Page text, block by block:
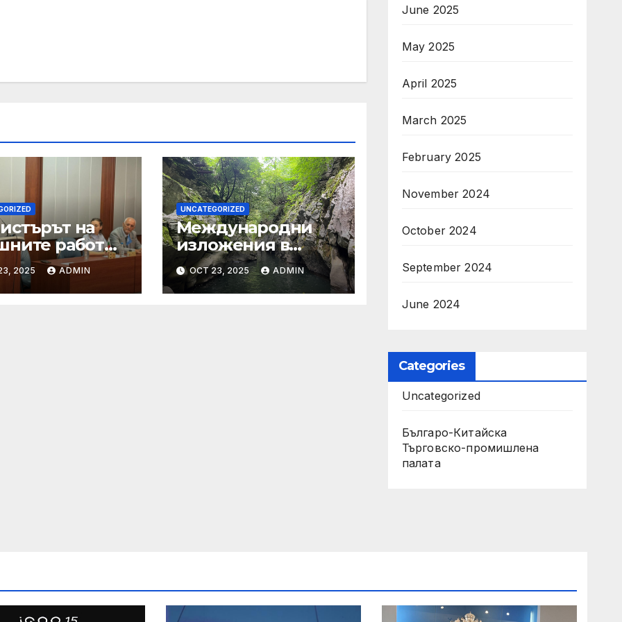
на
работи
Георгиев се
с младежи
80-
2025 ADMIN
UNCATEGORIZED
Международни
изложения в
Африка |
Изпълнителна
агенция за
OCT 23, 2025 ADMIN
June 2025
May 2025
April 2025
March 2025
February 2025
November 2024
October 2024
September 2024
June 2024
Categories
Uncategorized
Българо-Китайска
Търговско-промишлена
палaта